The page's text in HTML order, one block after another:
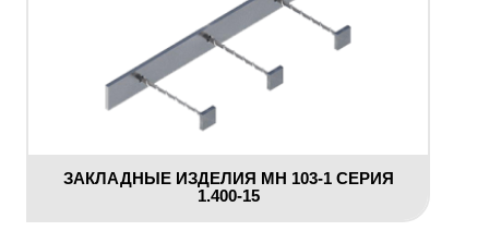
ЗАКЛАДНЫЕ ИЗДЕЛИЯ МН 103-1 СЕРИЯ
1.400-15